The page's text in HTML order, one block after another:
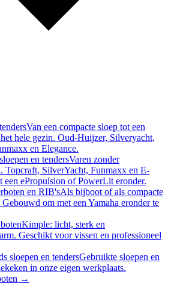
Van een compacte sloep tot een
hele gezin. Oud-Huijzer, Silveryacht,
en Elegance.
en tendersVaren zonder
Topcraft, SilverYacht, Funmaxx en E-
een ePropulsion of PowerLit eronder.
en RIB'sAls bijboot of als compacte
om met een Yamaha eronder te
Kimple: licht, sterk en
Geschikt voor vissen en professioneel
sloepen en tendersGebruikte sloepen en
in onze eigen werkplaats.
→